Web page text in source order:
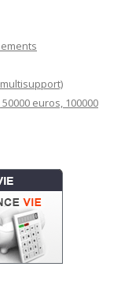
euros, 100000